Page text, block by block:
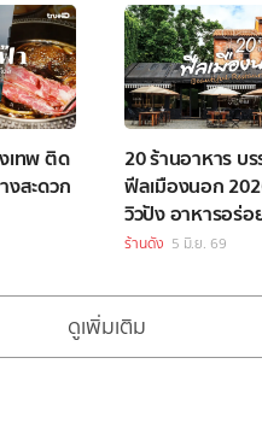
เทพ ติด
งสะดวก
20 ร้านอาหาร บ
ฟีลเมืองนอก
วิวปัง อาหารอร่อ
ร้านดัง 5 มิ.ย. 69
ดูเพิ่มเติม